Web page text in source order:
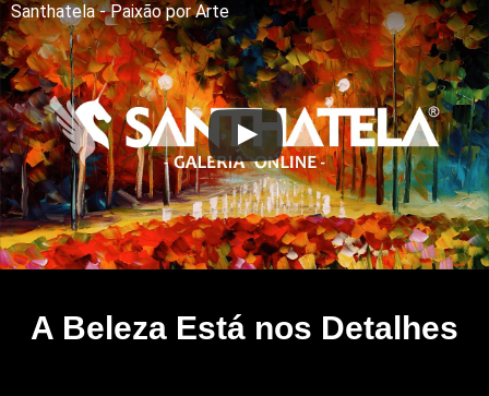
Santhatela - Paixão por Arte
A Beleza Está nos Detalhes